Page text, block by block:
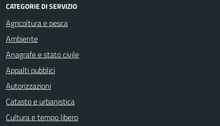
CATEGORIE DI SERVIZIO
Agricoltura e pesca
Ambiente
Anagrafe e stato civile
Appalti pubblici
Autorizzazioni
Catasto e urbanistica
Cultura e tempo libero